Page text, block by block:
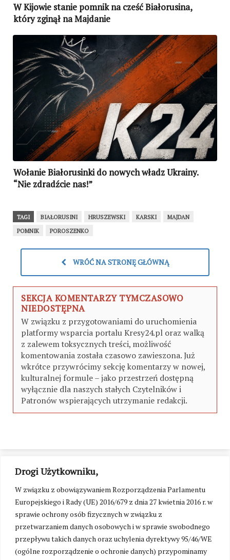
Drogi Użytkowniku,
W związku z obowiązywaniem Rozporządzenia Parlamentu
Europejskiego i Rady (UE) 2016/679 z dnia 27 kwietnia 2016 r. w
sprawie ochrony osób fizycznych w związku z
przetwarzaniem danych osobowych i w sprawie swobodnego
przepływu takich danych oraz uchylenia dyrektywy 95/46/WE
(ogólne rozporządzenie o ochronie danych) przypominamy
W Kijowie stanie pomnik na cześć Białorusina,
który zginął na Majdanie
Wołanie Białorusinki do nowych władz Ukrainy.
“Nie zdradźcie nas!”
TAGI BIAŁORUSINI HRUSZEWSKI KARSKI
MAJDAN
POMNIK
POROSZENKO
WRÓĆ NA STRONĘ GŁÓWNĄ
SEKCJA KOMENTARZY TYMCZASOWO
NIEDOSTĘPNA
W związku z przygotowaniami do uruchomienia
platformy wsparcia portalu Kresy24.pl oraz walką
z zalewem toksycznych treści, możliwość
komentowania została czasowo zawieszona. Już
wkrótce przywrócimy sekcję komentarzy w nowej,
kulturalnej formule – jako przestrzeń dostępną
wyłącznie dla naszych stałych Czytelników i
Patronów wspierających utrzymanie redakcji.